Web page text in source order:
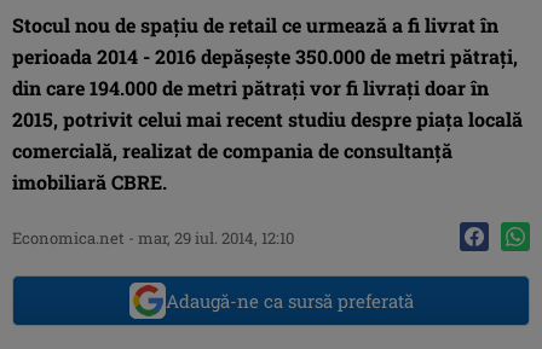
Stocul nou de spaţiu de retail ce urmează a fi livrat în
perioada 2014 - 2016 depăşeşte 350.000 de metri pătraţi,
din care 194.000 de metri pătraţi vor fi livraţi doar în
2015, potrivit celui mai recent studiu despre piaţa locală
comercială, realizat de compania de consultanţă
imobiliară CBRE.
Economica.net - mar, 29 iul. 2014, 12:10
Adaugă-ne ca sursă preferată